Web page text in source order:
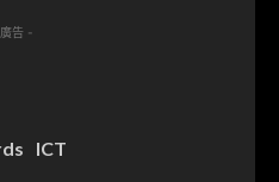
告 -
ICT